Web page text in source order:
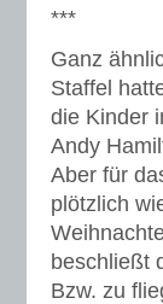
***
Ganz
Staffel
die Kinder
Andy
Aber für
plötzlich
beschließt
Bzw. zu